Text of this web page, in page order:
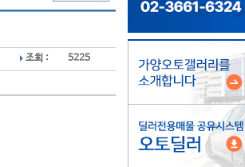
조회 : 5225